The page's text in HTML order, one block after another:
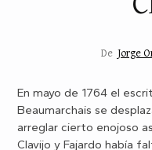
De Jorge
En mayo de 1764 el
Beaumarchais se
arreglar cierto enojoso
Clavijo y Fajardo había